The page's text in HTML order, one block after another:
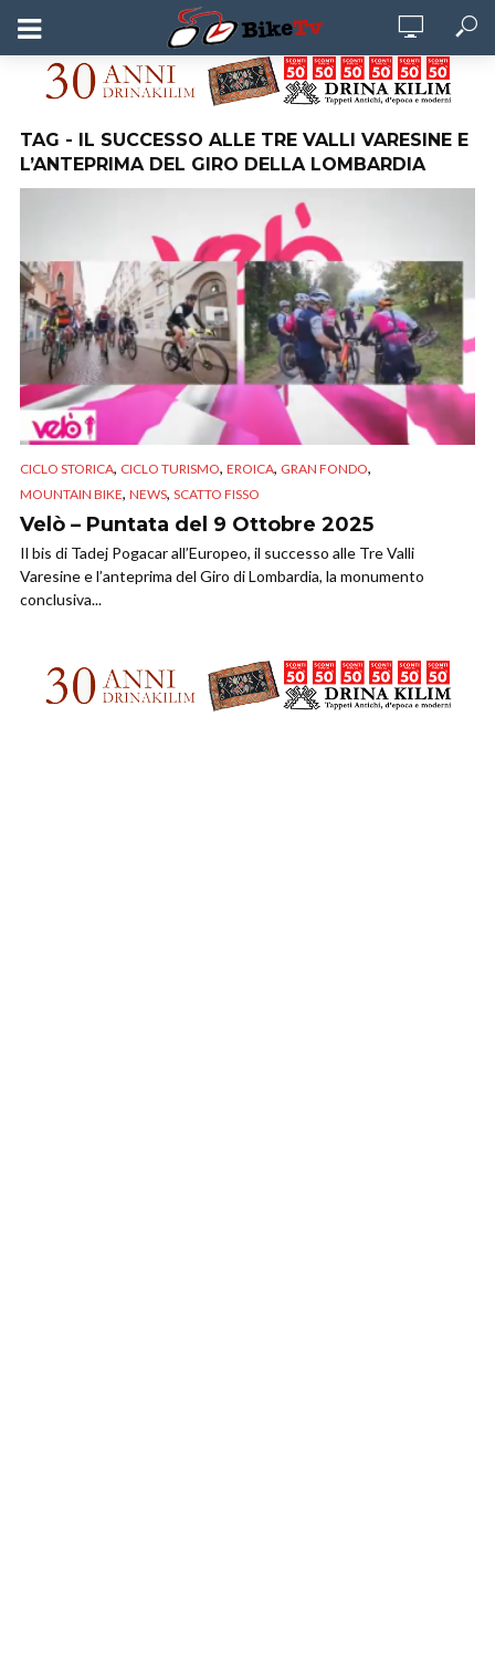
TAG - IL SUCCESSO ALLE TRE VALLI VARESINE E
L’ANTEPRIMA DEL GIRO DELLA LOMBARDIA
CICLO STORICA, CICLO TURISMO, EROICA, GRAN FONDO,
MOUNTAIN BIKE, NEWS, SCATTO FISSO
Velò – Puntata del 9 Ottobre 2025
Il bis di Tadej Pogacar all’Europeo, il successo alle Tre Valli
Varesine e l’anteprima del Giro di Lombardia, la monumento
conclusiva...